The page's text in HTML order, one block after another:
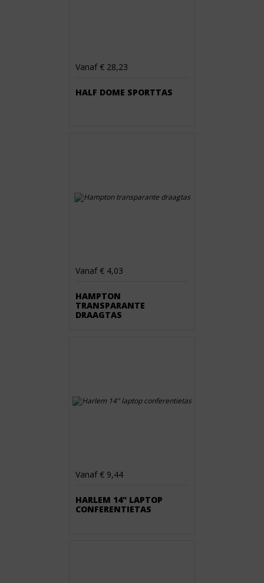
Vanaf € 28,23
HALF DOME SPORTTAS
Vanaf € 4,03
HAMPTON
TRANSPARANTE
DRAAGTAS
Vanaf € 9,44
HARLEM 14" LAPTOP
CONFERENTIETAS